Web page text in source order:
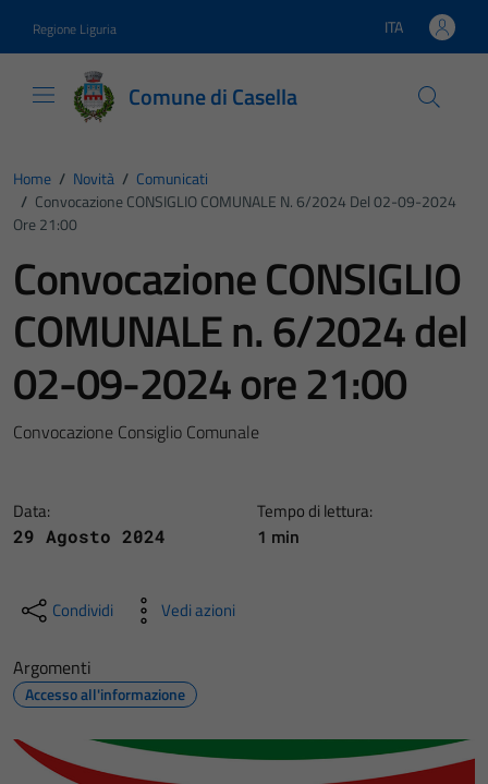
Regione Liguria Lingua attiva:
ITA
Comune di Casella
Home / Novità / Comunicati
/ Convocazione CONSIGLIO COMUNALE N. 6/2024 Del 02-09-2024
Ore 21:00
Convocazione CONSIGLIO
COMUNALE n. 6/2024 del
02-09-2024 ore 21:00
Convocazione Consiglio Comunale
Data:
29 Agosto 2024
Tempo di lettura:
1 min
Condividi Vedi azioni
Argomenti
Accesso all'informazione